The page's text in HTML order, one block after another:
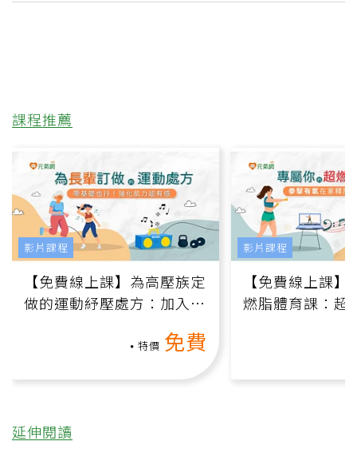
課程推薦
【免費線上課】為高壓族定
做的運動紓壓處方：加入行
特價 免費
影片課程
【免費線上課
燃脂體育課：超
影片課程
延伸閱讀